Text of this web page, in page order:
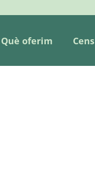
Què oferim Cens